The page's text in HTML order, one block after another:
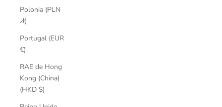
Polonia (PLN
zł)
Portugal (EUR
€)
RAE de Hong
Kong (China)
(HKD $)